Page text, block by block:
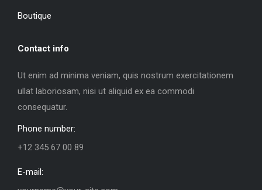
Boutique
Contact info
Ut enim ad minima veniam, quis nostrum exercitationem
ullat laboriosam, nisi ut aliquid ex ea commodi
consequatur.
Phone number:
+12 345 67 00 89
E-mail: